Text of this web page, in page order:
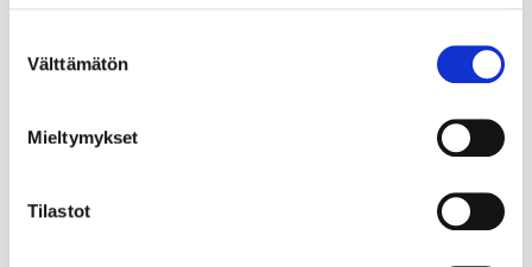
valinta
Välttämätön
Mieltymykset
Tilastot